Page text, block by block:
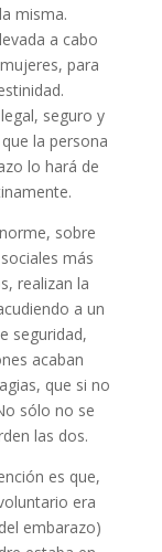
misma.
a cabo
para
seguro y
la persona
lo hará de
sobre
más
realizan la
a un
seguridad,
acaban
que si no
sólo no se
las dos.
es que,
era
embarazo)